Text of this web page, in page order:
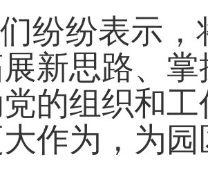
纷纷表示
新思路、
的组织和
作为，为